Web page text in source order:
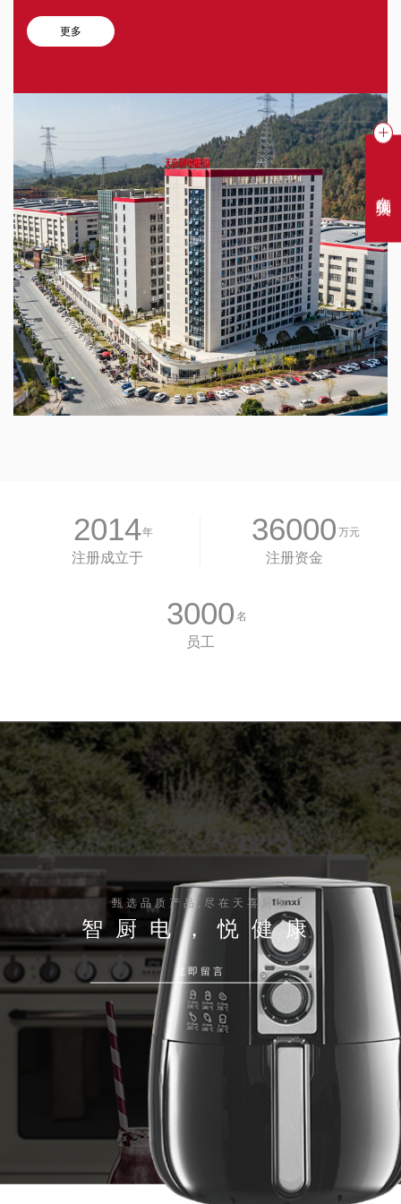
更多
2014年
注册成立于
36000 万元
注册资金
3000 名
员工
甄选品质产品,尽在天喜厨电
智厨电，悦健康
立即留言